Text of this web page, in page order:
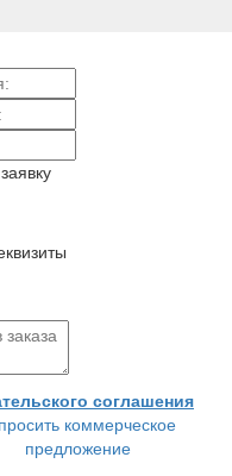
соглашения
коммерческое
предложение